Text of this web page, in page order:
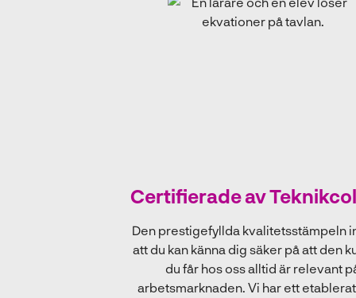
Certifierade av
Den prestigefyllda kvalitetsstämpeln
att du kan känna dig säker på att den
du får hos oss alltid är relevant
arbetsmarknaden. Vi har ett